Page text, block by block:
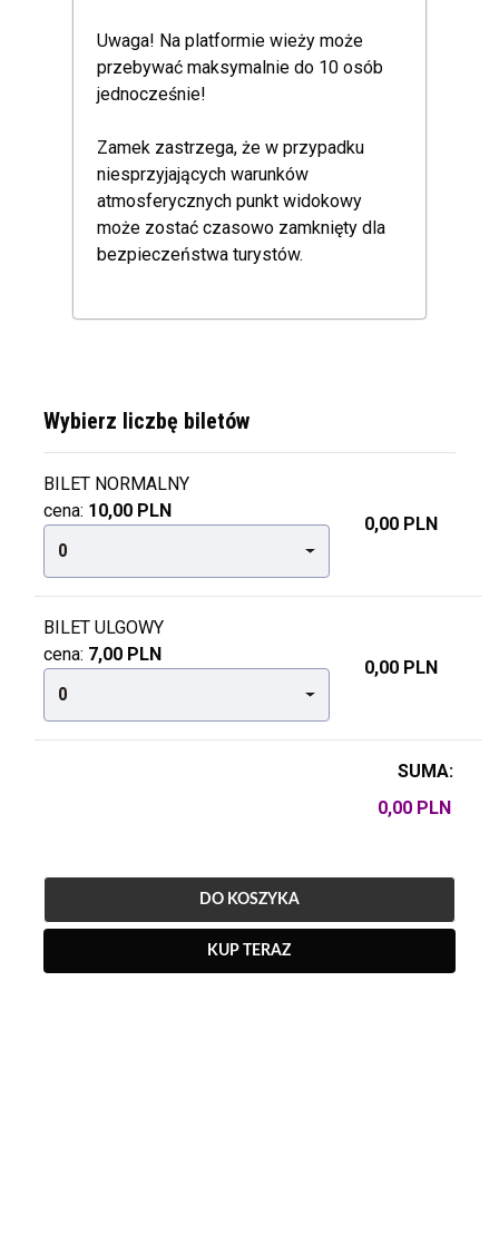
Uwaga! Na platformie wieży może
przebywać maksymalnie do 10 osób
jednocześnie!
Zamek zastrzega, że w przypadku
niesprzyjających warunków
atmosferycznych punkt widokowy
może zostać czasowo zamknięty dla
bezpieczeństwa turystów.
Wybierz liczbę biletów
BILET NORMALNY
cena: 10,00 PLN
0
0,00 PLN
BILET ULGOWY
cena: 7,00 PLN
0
0,00 PLN
SUMA:
DO KOSZYKA
KUP TERAZ